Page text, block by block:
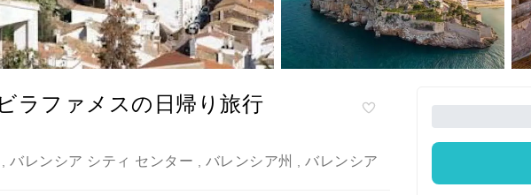
ラファメスの日帰り旅行
バレンシア シティ センター バレンシア州 バレンシア